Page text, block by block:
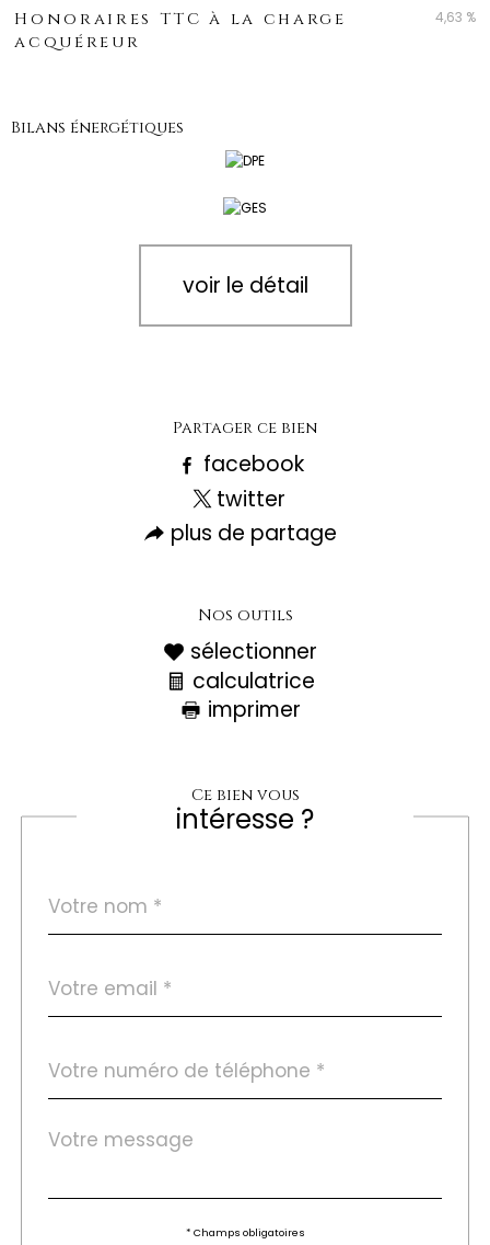
Honoraires TTC à la charge
acquéreur
4,63 %
Bilans énergétiques
voir le détail
Partager ce bien
facebook
twitter
plus de partage
Nos outils
sélectionner
calculatrice
imprimer
Ce bien vous
intéresse ?
par
*
*
*
Fieldset
Message
*
* Champs obligatoires